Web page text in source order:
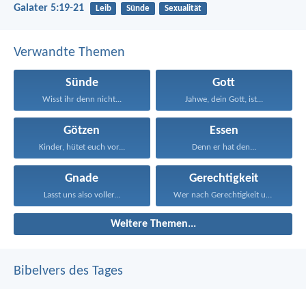
Galater 5:19-21 Leib Sünde Sexualität
Verwandte Themen
Sünde
Wisst ihr denn nicht...
Gott
Jahwe, dein Gott, ist...
Götzen
Kinder, hütet euch vor...
Essen
Denn er hat den...
Gnade
Lasst uns also voller...
Gerechtigkeit
Wer nach Gerechtigkeit und...
Weitere Themen...
Bibelvers des Tages